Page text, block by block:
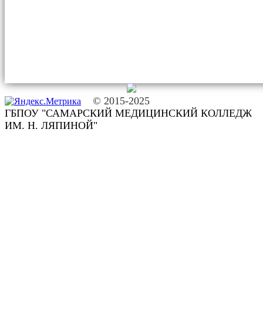
© 2015-2025
ГБПОУ "САМАРСКИЙ МЕДИЦИНСКИЙ КОЛЛЕДЖ
ИМ. Н. ЛЯПИНОЙ"